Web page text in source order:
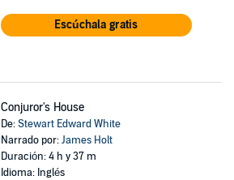
Escúchala gratis
Conjuror's House
De:Stewart Edward White
Narrado por:James Holt
Duración: 4 h y 37 m
Idioma: Inglés